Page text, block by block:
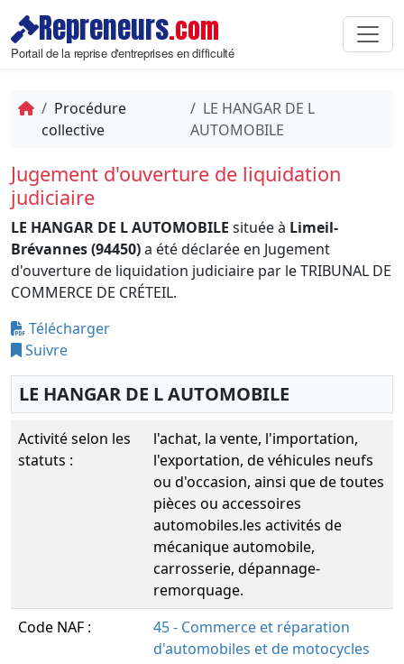
Repreneurs.com
Portail de la reprise d'entreprises en difficulté
Procédure
collective
LE HANGAR DE L
AUTOMOBILE
Jugement d'ouverture de liquidation
judiciaire
LE HANGAR DE L AUTOMOBILE située à Limeil-
Brévannes (94450)a été déclarée en Jugement
d'ouverture de liquidation judiciaire par le TRIBUNAL DE
COMMERCE DE CRÉTEIL.
Télécharger
Suivre
LE HANGAR DE L AUTOMOBILE
Activité selon les
statuts :
l'achat, la vente, l'importation,
l'exportation, de véhicules neufs
ou d'occasion, ainsi que de toutes
pièces ou accessoires
automobiles.les activités de
mécanique automobile,
carrosserie, dépannage-
remorquage.
Code NAF :
45 - Commerce et réparation
d'automobiles et de motocycles